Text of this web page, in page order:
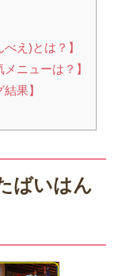
え)とは？】
ニューは？】
果】
ばいはん